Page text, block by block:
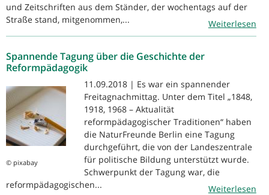
und Zeitschriften aus dem Ständer, der wochentags auf der
Straße stand, mitgenommen,...
Weiterlesen
Spannende Tagung über die Geschichte der
Reformpädagogik
© pixabay
11.09.2018 | Es war ein spannender
Freitagnachmittag. Unter dem Titel „1848,
1918, 1968 – Aktualität
reformpädagogischer Traditionen“ haben
die NaturFreunde Berlin eine Tagung
durchgeführt, die von der Landeszentrale
für politische Bildung unterstützt wurde.
Schwerpunkt der Tagung war, die
reformpädagogischen...
Weiterlesen